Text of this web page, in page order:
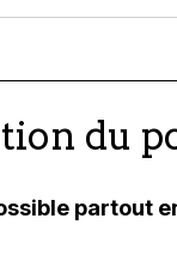
du
partout